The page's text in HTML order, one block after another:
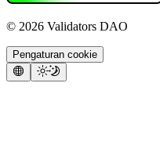
© 2026 Validators DAO
Pengaturan cookie